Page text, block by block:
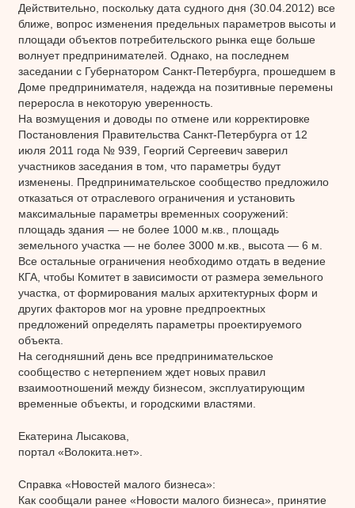
Действительно, поскольку дата судного дня (30.04.2012) все
ближе, вопрос изменения предельных параметров высоты и
площади объектов потребительского рынка еще больше
волнует предпринимателей. Однако, на последнем
заседании с Губернатором Санкт-Петербурга, прошедшем в
Доме предпринимателя, надежда на позитивные перемены
переросла в некоторую уверенность.
На возмущения и доводы по отмене или корректировке
Постановления Правительства Санкт-Петербурга от 12
июля 2011 года № 939, Георгий Сергеевич заверил
участников заседания в том, что параметры будут
изменены. Предпринимательское сообщество предложило
отказаться от отраслевого ограничения и установить
максимальные параметры временных сооружений:
площадь здания — не более 1000 м.кв., площадь
земельного участка — не более 3000 м.кв., высота — 6 м.
Все остальные ограничения необходимо отдать в ведение
КГА, чтобы Комитет в зависимости от размера земельного
участка, от формирования малых архитектурных форм и
других факторов мог на уровне предпроектных
предложений определять параметры проектируемого
объекта.
На сегодняшний день все предпринимательское
сообщество с нетерпением ждет новых правил
взаимоотношений между бизнесом, эксплуатирующим
временные объекты, и городскими властями.
Екатерина Лысакова,
портал «Волокита.нет».
Справка «Новостей малого бизнеса»:
Как сообщали ранее «Новости малого бизнеса», принятие